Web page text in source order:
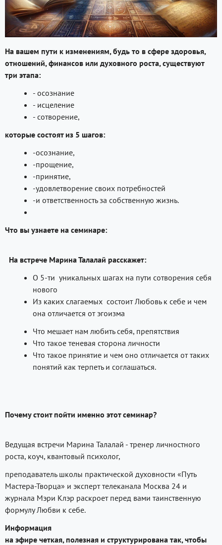
На вашем пути к изменениям, будь то в сфере здоровья,
отношений, финансов или духовного роста, существуют
три этапа:
- осознание
- исцеление
- сотворение,
которые состоят из 5 шагов:
-осознание,
-прощение,
-принятие,
-удовлетворение своих потребностей
-и ответственность за собственную жизнь.
Что вы узнаете на семинаре:
На встрече Марина Талалай расскажет:
О 5-ти уникальных шагах на пути сотворения себя
нового
Из каких слагаемых состоит Любовь к себе и чем
она отличается от эгоизма
Что мешает нам любить себя, препятствия
Что такое теневая сторона личности
Что такое принятие и чем оно отличается от таких
понятий как терпеть и соглашаться.
Почему стоит пойти именно этот семинар?
Ведущая встречи Марина Талалай - тренер личностного
роста, коуч, квантовый психолог,
преподаватель школы практической духовности «Путь
Мастера-Творца» и эксперт телеканала Москва 24 и
журнала Мэри Клэр раскроет перед вами таинственную
формулу Любви к себе.
Информация
на эфире четкая, полезная и структурирована так, чтобы